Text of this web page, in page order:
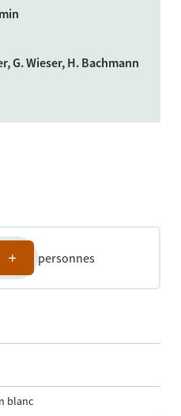
G. Wieser, H. Bachmann
personnes
blanc